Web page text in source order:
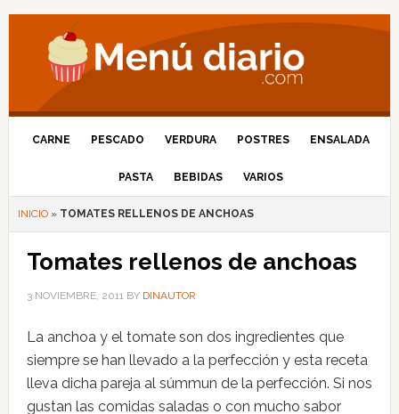
CARNE PESCADO VERDURA POSTRES ENSALADA
PASTA BEBIDAS VARIOS
INICIO» TOMATES RELLENOS DE ANCHOAS
Tomates rellenos de anchoas
3 NOVIEMBRE, 2011BY DINAUTOR
La anchoa y el tomate son dos ingredientes que
siempre se han llevado a la perfección y esta receta
lleva dicha pareja al súmmun de la perfección. Si nos
gustan las comidas saladas o con mucho sabor